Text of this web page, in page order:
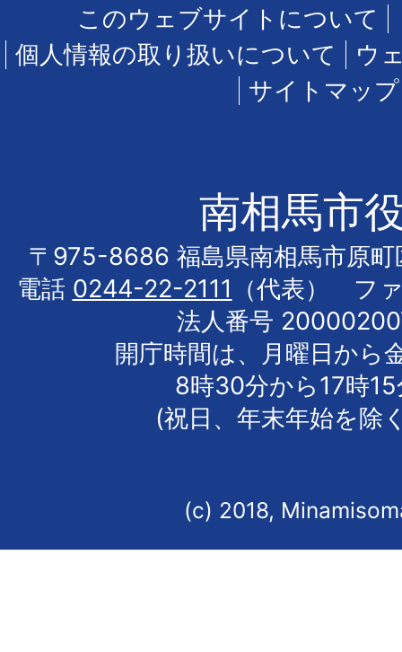
このウェブサイトについて
個人情報の取り扱いについて
ウ
サイトマップ
南相馬市
〒975-8686 福島県南相馬市原町
電話 0244-22-2111
（代表） フ
法人番号
開庁時間は、月曜日から
8時30分から17時
(祝日、年末年始を除
(c) 2018,